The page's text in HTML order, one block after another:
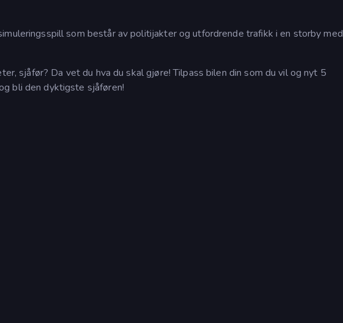
som består av politijakter og utfordrende trafikk i en storby med
sjåfør? Da vet du hva du skal gjøre! Tilpass bilen din som du vil og nyt 5
bli den dyktigste sjåføren!